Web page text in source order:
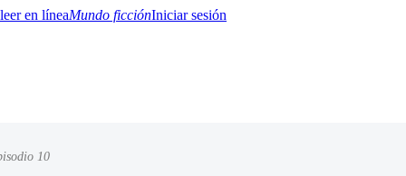
Mundo ficciónIniciar sesión
10